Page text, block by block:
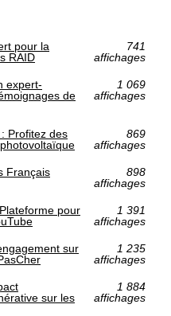
pour la
RAID
741
affichages
expert-
de
1 069
affichages
Profitez des
869
affichages
Français
898
affichages
pour
1 391
affichages
sur
1 235
affichages
sur les
1 884
affichages